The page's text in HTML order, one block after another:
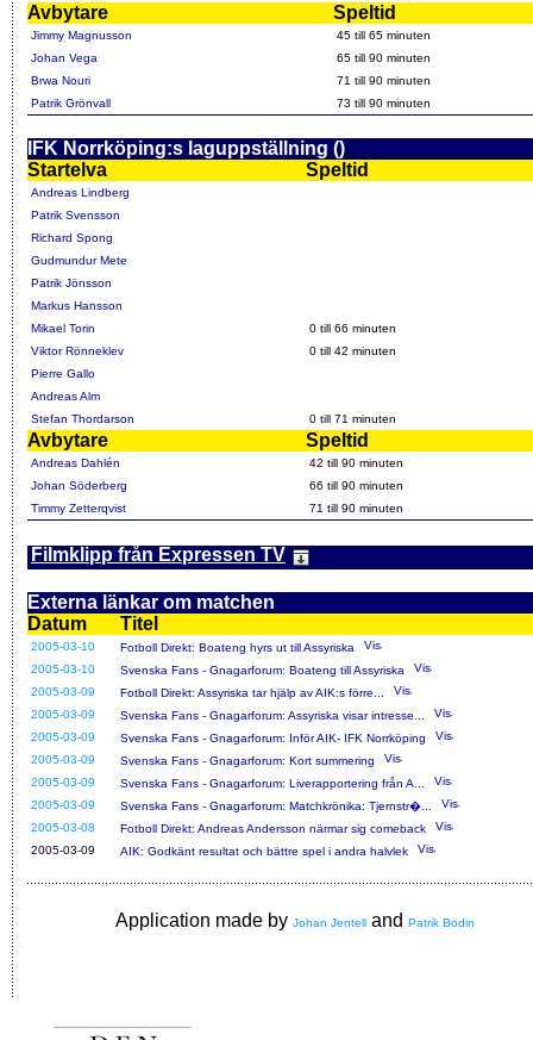
Avbytare Speltid
Jimmy Magnusson
45 till 65 minuten
Johan Vega
65 till 90 minuten
Brwa Nouri
71 till 90 minuten
Patrik Grönvall
73 till 90 minuten
IFK Norrköping:s laguppställning ()
Startelva
Speltid
Andreas Lindberg
Patrik Svensson
Richard Spong
Gudmundur Mete
Patrik Jönsson
Markus Hansson
Mikael Torin
0 till 66 minuten
Viktor Rönneklev
0 till 42 minuten
Pierre Gallo
Andreas Alm
Stefan Thordarson
0 till 71 minuten
Avbytare Speltid
Andreas Dahlén
42 till 90 minuten
Johan Söderberg
66 till 90 minuten
Timmy Zetterqvist
71 till 90 minuten
Filmklipp från Expressen TV
Externa länkar om matchen
Datum
Titel
2005-03-10
Fotboll Direkt: Boateng hyrs ut till Assyriska
2005-03-10
Svenska Fans - Gnagarforum: Boateng till Assyriska
2005-03-09
Fotboll Direkt: Assyriska tar hjälp av AIK:s förre...
2005-03-09
Svenska Fans - Gnagarforum: Assyriska visar intresse...
2005-03-09
Svenska Fans - Gnagarforum: Inför AIK- IFK Norrköping
2005-03-09
Svenska Fans - Gnagarforum: Kort summering
2005-03-09
Svenska Fans - Gnagarforum: Liverapportering från A...
2005-03-09
Svenska Fans - Gnagarforum: Matchkrönika: Tjernstr�...
2005-03-08
Fotboll Direkt: Andreas Andersson närmar sig comeback
2005-03-09
AIK: Godkänt resultat och bättre spel i andra halvlek
Application made by Johan Jentell and Patrik Bodin